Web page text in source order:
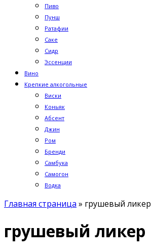
Пиво
Пунш
Ратафии
Саке
Сидр
Эссенции
Вино
Крепкие алкогольные
Виски
Коньяк
Абсент
Джин
Ром
Бренди
Самбука
Самогон
Водка
Главная страница » грушевый ликер
грушевый ликер